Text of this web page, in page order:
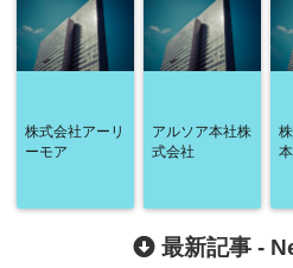
株式会社アーリ
ーモア
アルソア本社株
式会社
最新記事 -